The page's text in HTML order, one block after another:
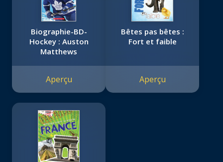
Biographie-BD-
Hockey : Auston
Matthews
Aperçu
Bêtes pas bêtes :
Fort et faible
Aperçu